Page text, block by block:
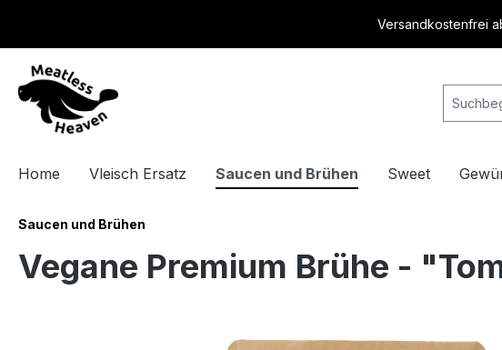
Versandkostenfrei
Home Vleisch Ersatz Saucen und Brühen Sweet
Saucen und Brühen
Vegane Premium Brühe -